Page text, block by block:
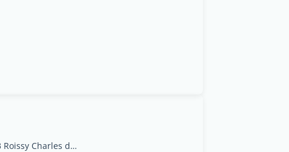
50 Rue Des Chardonnerets, 95773 Roissy Charles de Gaulle, Val-dOise